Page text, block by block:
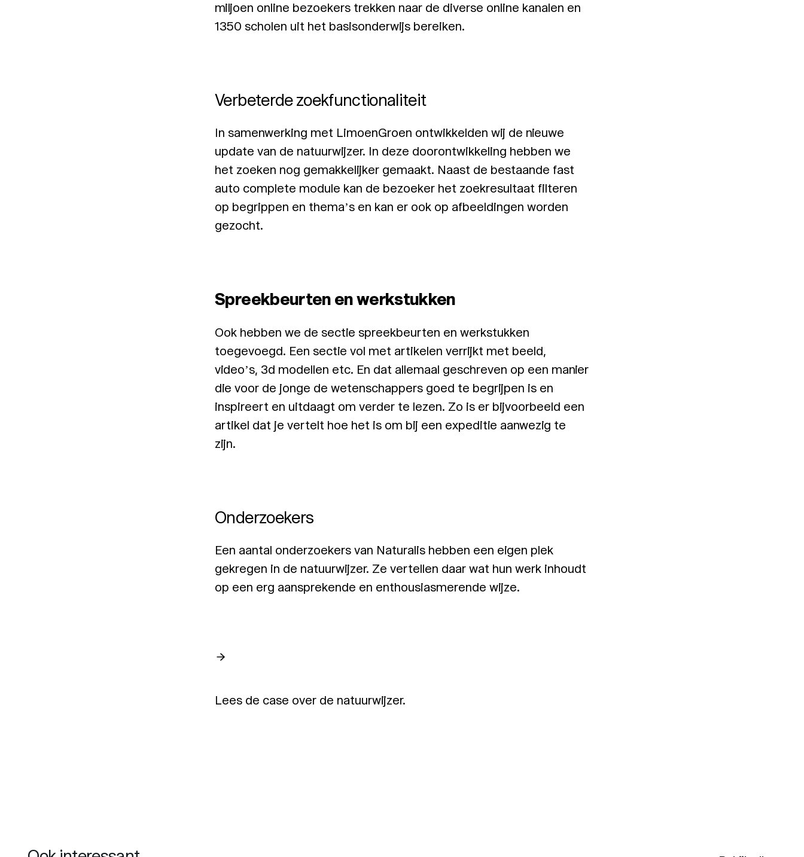
miljoen online bezoekers trekken naar de diverse online kanalen en
1350 scholen uit het basisonderwijs bereiken.
Verbeterde zoekfunctionaliteit
In samenwerking met LimoenGroen ontwikkelden wij de nieuwe
update van de natuurwijzer. In deze doorontwikkeling hebben we
het zoeken nog gemakkelijker gemaakt. Naast de bestaande fast
auto complete module kan de bezoeker het zoekresultaat filteren
op begrippen en thema’s en kan er ook op afbeeldingen worden
gezocht.
Spreekbeurten en werkstukken
Ook hebben we de sectie spreekbeurten en werkstukken
toegevoegd. Een sectie vol met artikelen verrijkt met beeld,
video’s, 3d modellen etc. En dat allemaal geschreven op een manier
die voor de jonge de wetenschappers goed te begrijpen is en
inspireert en uitdaagt om verder te lezen. Zo is er bijvoorbeeld een
artikel dat je vertelt hoe het is om bij een expeditie aanwezig te
zijn.
Onderzoekers
Een aantal onderzoekers van Naturalis hebben een eigen plek
gekregen in de natuurwijzer. Ze vertellen daar wat hun werk inhoudt
op een erg aansprekende en enthousiasmerende wijze.
Lees de case over de natuurwijzer.